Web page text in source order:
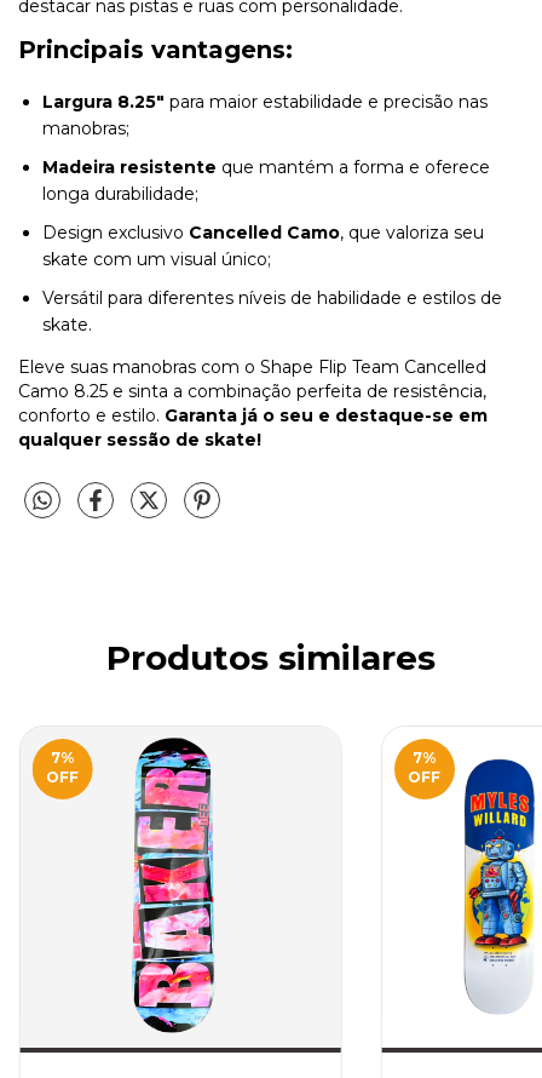
destacar nas pistas e ruas com personalidade.
Principais vantagens:
Largura 8.25" para maior estabilidade e precisão nas
manobras;
Madeira resistente que mantém a forma e oferece
longa durabilidade;
Design exclusivo Cancelled Camo, que valoriza seu
skate com um visual único;
Versátil para diferentes níveis de habilidade e estilos de
skate.
Eleve suas manobras com o Shape Flip Team Cancelled
Camo 8.25 e sinta a combinação perfeita de resistência,
conforto e estilo. Garanta já o seu e destaque-se em
qualquer sessão de skate!
Produtos similares
7%
OFF
7%
OFF